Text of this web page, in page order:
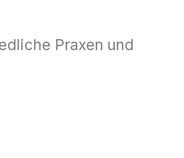
Praxen und